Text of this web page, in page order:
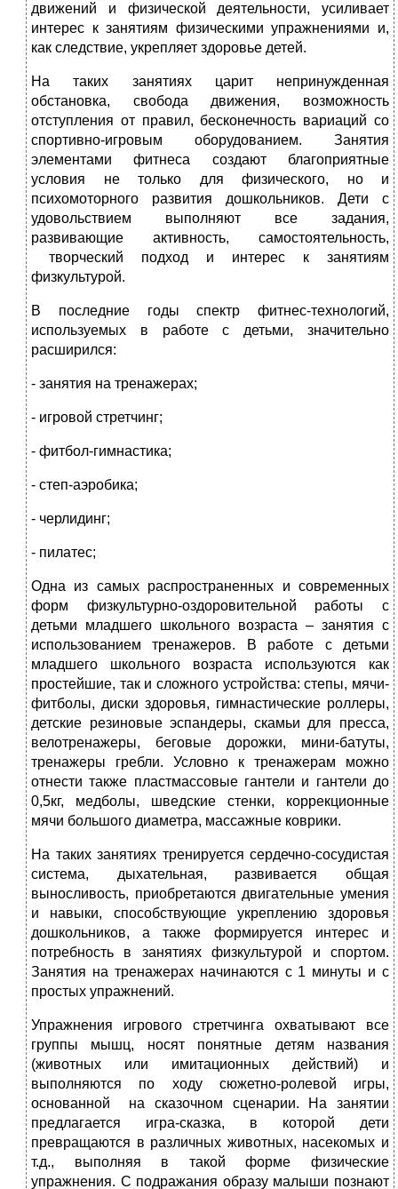
движений и физической деятельности, усиливает
интерес к занятиям физическими упражнениями и,
как следствие, укрепляет здоровье детей.
На таких занятиях царит непринужденная
обстановка, свобода движения, возможность
отступления от правил, бесконечность вариаций со
спортивно-игровым оборудованием. Занятия
элементами фитнеса создают благоприятные
условия не только для физического, но и
психомоторного развития дошкольников. Дети с
удовольствием выполняют все задания,
развивающие активность, самостоятельность,
творческий подход и интерес к занятиям
физкультурой.
В последние годы спектр фитнес-технологий,
используемых в работе с детьми, значительно
расширился:
- занятия на тренажерах;
- игровой стретчинг;
- фитбол-гимнастика;
- степ-аэробика;
- черлидинг;
- пилатес;
Одна из самых распространенных и современных
форм физкультурно-оздоровительной работы с
детьми младшего школьного возраста – занятия с
использованием тренажеров. В работе с детьми
младшего школьного возраста используются как
простейшие, так и сложного устройства: степы, мячи-
фитболы, диски здоровья, гимнастические роллеры,
детские резиновые эспандеры, скамьи для пресса,
велотренажеры, беговые дорожки, мини-батуты,
тренажеры гребли. Условно к тренажерам можно
отнести также пластмассовые гантели и гантели до
0,5кг, медболы, шведские стенки, коррекционные
мячи большого диаметра, массажные коврики.
На таких занятиях тренируется сердечно-сосудистая
система, дыхательная, развивается общая
выносливость, приобретаются двигательные умения
и навыки, способствующие укреплению здоровья
дошкольников, а также формируется интерес и
потребность в занятиях физкультурой и спортом.
Занятия на тренажерах начинаются с 1 минуты и с
простых упражнений.
Упражнения игрового стретчинга охватывают все
группы мышц, носят понятные детям названия
(животных или имитационных действий) и
выполняются по ходу сюжетно-ролевой игры,
основанной на сказочном сценарии. На занятии
предлагается игра-сказка, в которой дети
превращаются в различных животных, насекомых и
т.д., выполняя в такой форме физические
упражнения. С подражания образу малыши познают